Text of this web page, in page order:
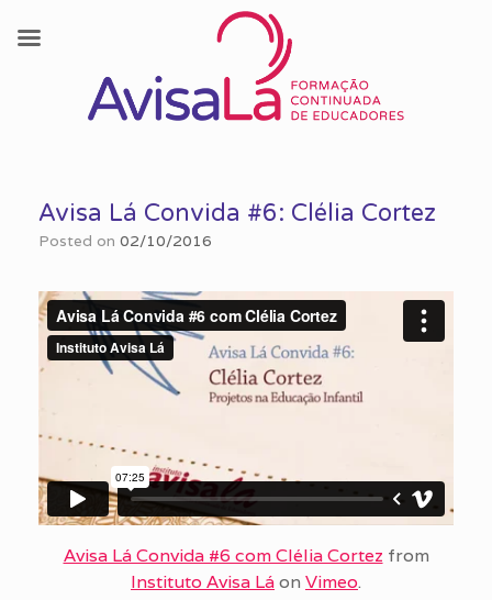
contentAvisa Lá Convida #6: Clélia Cortez
Posted on 02/10/2016
Avisa Lá Convida #6 com Clélia Cortez from
Instituto Avisa Láon Vimeo.